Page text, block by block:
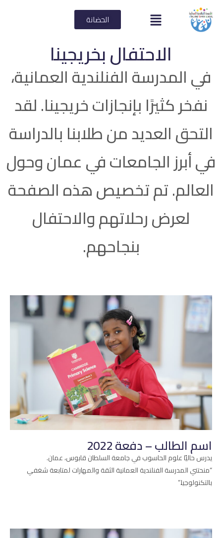
الحضانة
الاحتفال بخريجينا
في المدرسة الفنلندية العمانية،
نفخر كثيرًا بإنجازات خريجينا. لقد
التحق العديد من طلابنا بالدراسة
في أبرز الجامعات في عمان وحول
العالم. تم تخصيص هذه الصفحة
لعرض رحلاتهم والاحتفال
بنجاحهم.
اسم الطالب – دفعة 2022
يدرس حاليًا علوم الحاسوب في جامعة السلطان قابوس، عمان.
“منحتني المدرسة الفنلندية العمانية الثقة والمهارات لمتابعة شغفي
بالتكنولوجيا.”